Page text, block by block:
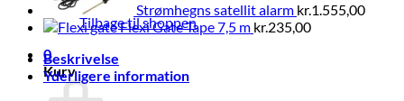
Tilbage til shoppen
0
Kurv
Strømhegns satellit alarm kr.1.555,00
Flexi Gate Tape 7,5 m kr.235,00
Beskrivelse
Yderligere information